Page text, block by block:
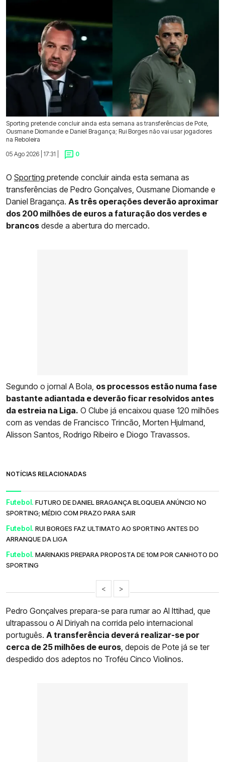
Sporting pretende concluir ainda esta semana as transferências de Pote,
Ousmane Diomande e Daniel Bragança; Rui Borges não vai usar jogadores
na Reboleira
05 Ago 2026 | 17:31 |
0
O Sporting pretende concluir ainda esta semana as
transferências de Pedro Gonçalves, Ousmane Diomande e
Daniel Bragança. As três operações deverão aproximar
dos 200 milhões de euros a faturação dos verdes e
brancos desde a abertura do mercado.
Segundo o jornal A Bola, os processos estão numa fase
bastante adiantada e deverão ficar resolvidos antes
da estreia na Liga. O Clube já encaixou quase 120 milhões
com as vendas de Francisco Trincão, Morten Hjulmand,
Alisson Santos, Rodrigo Ribeiro e Diogo Travassos.
NOTÍCIAS RELACIONADAS
Futebol. FUTURO DE DANIEL BRAGANÇA BLOQUEIA ANÚNCIO NO
SPORTING; MÉDIO COM PRAZO PARA SAIR
Futebol. RUI BORGES FAZ ULTIMATO AO SPORTING ANTES DO
ARRANQUE DA LIGA
Futebol. MARINAKIS PREPARA PROPOSTA DE 10M POR CANHOTO DO
SPORTING
< >
Pedro Gonçalves prepara-se para rumar ao Al Ittihad, que
ultrapassou o Al Diriyah na corrida pelo internacional
português. A transferência deverá realizar-se por
cerca de 25 milhões de euros , depois de Pote já se ter
despedido dos adeptos no Troféu Cinco Violinos.